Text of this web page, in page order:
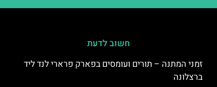
חשוב לדעת
זמני המתנה – תורים ועומסים בפארק פרארי לנד ליד
ברצלונה